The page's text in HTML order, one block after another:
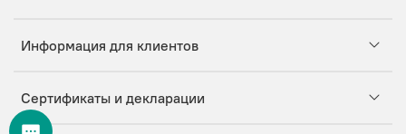
Информация для клиентов
Сертификаты и декларации